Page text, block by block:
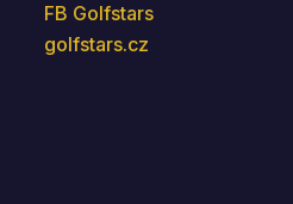
FB Golfstars
golfstars.cz